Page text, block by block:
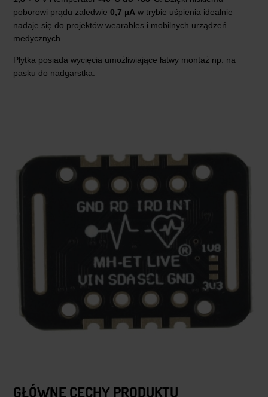
poborowi prądu zaledwie 0,7 µA w trybie uśpienia idealnie
nadaje się do projektów wearables i mobilnych urządzeń
medycznych.
Płytka posiada wycięcia umożliwiające łatwy montaż np. na
pasku do nadgarstka.
GŁÓWNE CECHY PRODUKTU